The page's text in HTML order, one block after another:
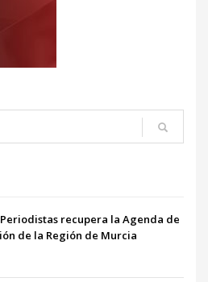
recupera la Agenda de
de la Región de Murcia